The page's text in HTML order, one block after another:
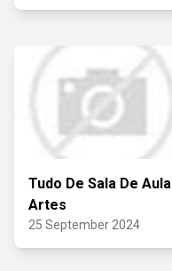
Tudo De Sala De Aula
Artes
25 September 2024